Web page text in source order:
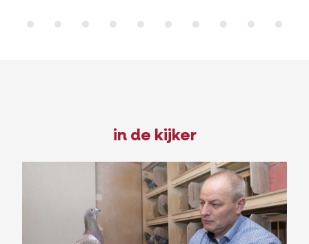
in de kijker